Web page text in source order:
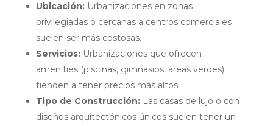
Ubicación:Urbanizaciones en zonas
privilegiadas o cercanas a centros comerciales
suelen ser más costosas.
Servicios:Urbanizaciones que ofrecen
amenities (piscinas, gimnasios, áreas verdes)
tienden a tener precios más altos.
Tipo de Construcción:Las casas de lujo o con
diseños arquitectónicos únicos suelen tener un